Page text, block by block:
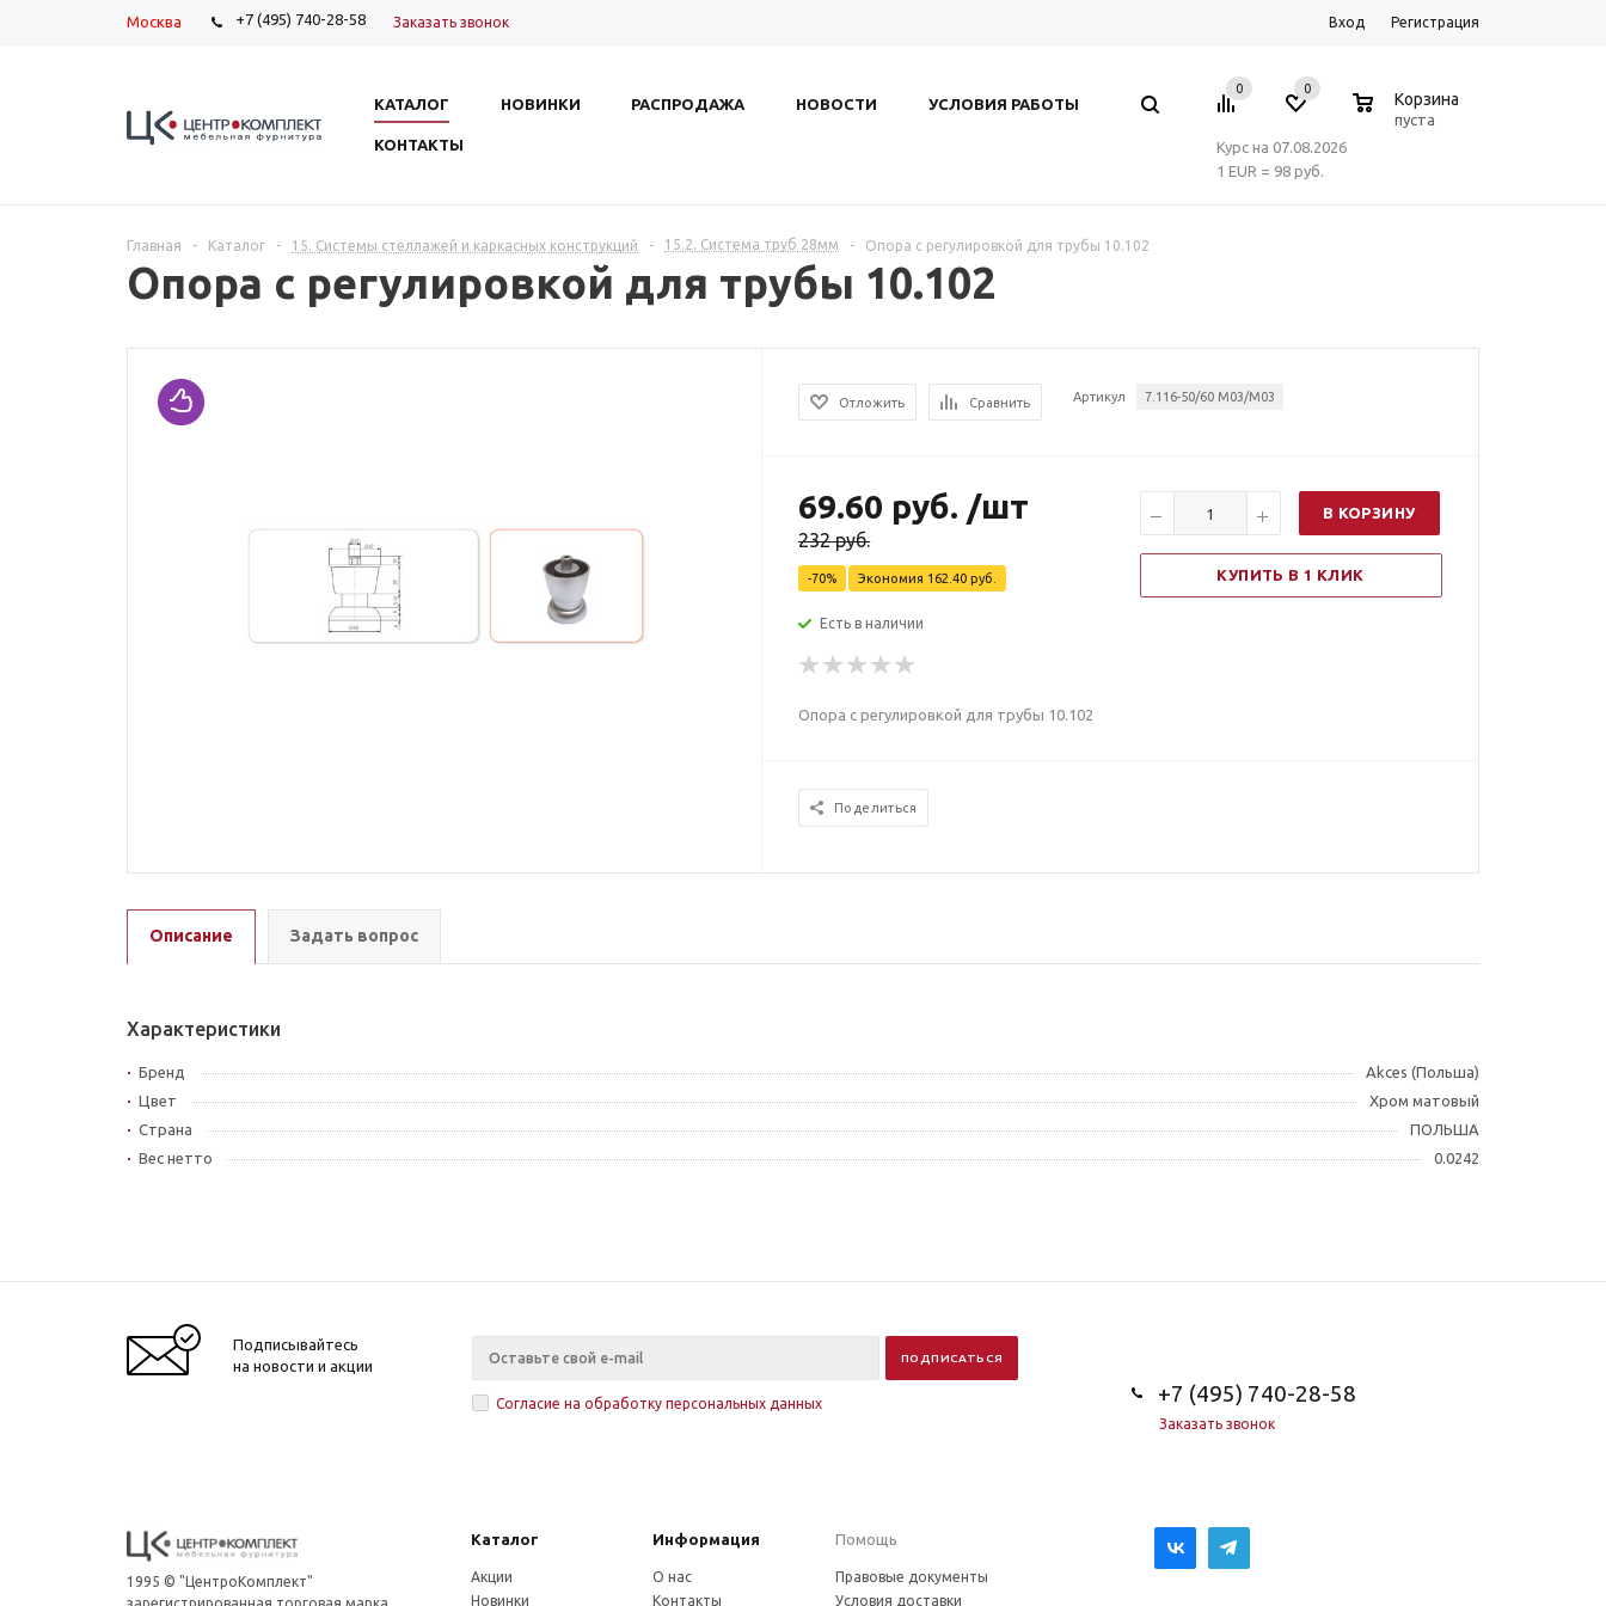
Москва +7 (495) 740-28-58 Заказать звонок Вход Регистрация
КАТАЛОГ НОВИНКИ РАСПРОДАЖА НОВОСТИ УСЛОВИЯ РАБОТЫ
КОНТАКТЫ
0 0
Корзина
пуста
Курс на 07.08.2026
1 EUR = 98 руб.
Главная - Каталог - 15. Системы стеллажей и каркасных конструкций - 15.2. Система труб 28мм - Опора с регулировкой для трубы 10.102
Опора с регулировкой для трубы 10.102
Отложить Сравнить Артикул 7.116-50/60 M03/M03
69.60 руб. /шт
232руб.
-70% Экономия 162.40 руб.
Есть в наличии
В КОРЗИНУ
КУПИТЬ В 1 КЛИК
Опора с регулировкой для трубы 10.102
Поделиться
Описание Задать вопрос
Характеристики
Бренд
Akces (Польша)
Цвет
Хром матовый
Страна
ПОЛЬША
Вес нетто
0.0242
Подписывайтесь
на новости и акции
Согласие на обработку персональных данных +7 (495) 740-28-58
Заказать звонок
1995 © "ЦентроКомплект"
зарегистрированная торговая марка,
Каталог Информация Помощь
Акции
Новинки
О нас
Контакты
Правовые документы
Условия доставки